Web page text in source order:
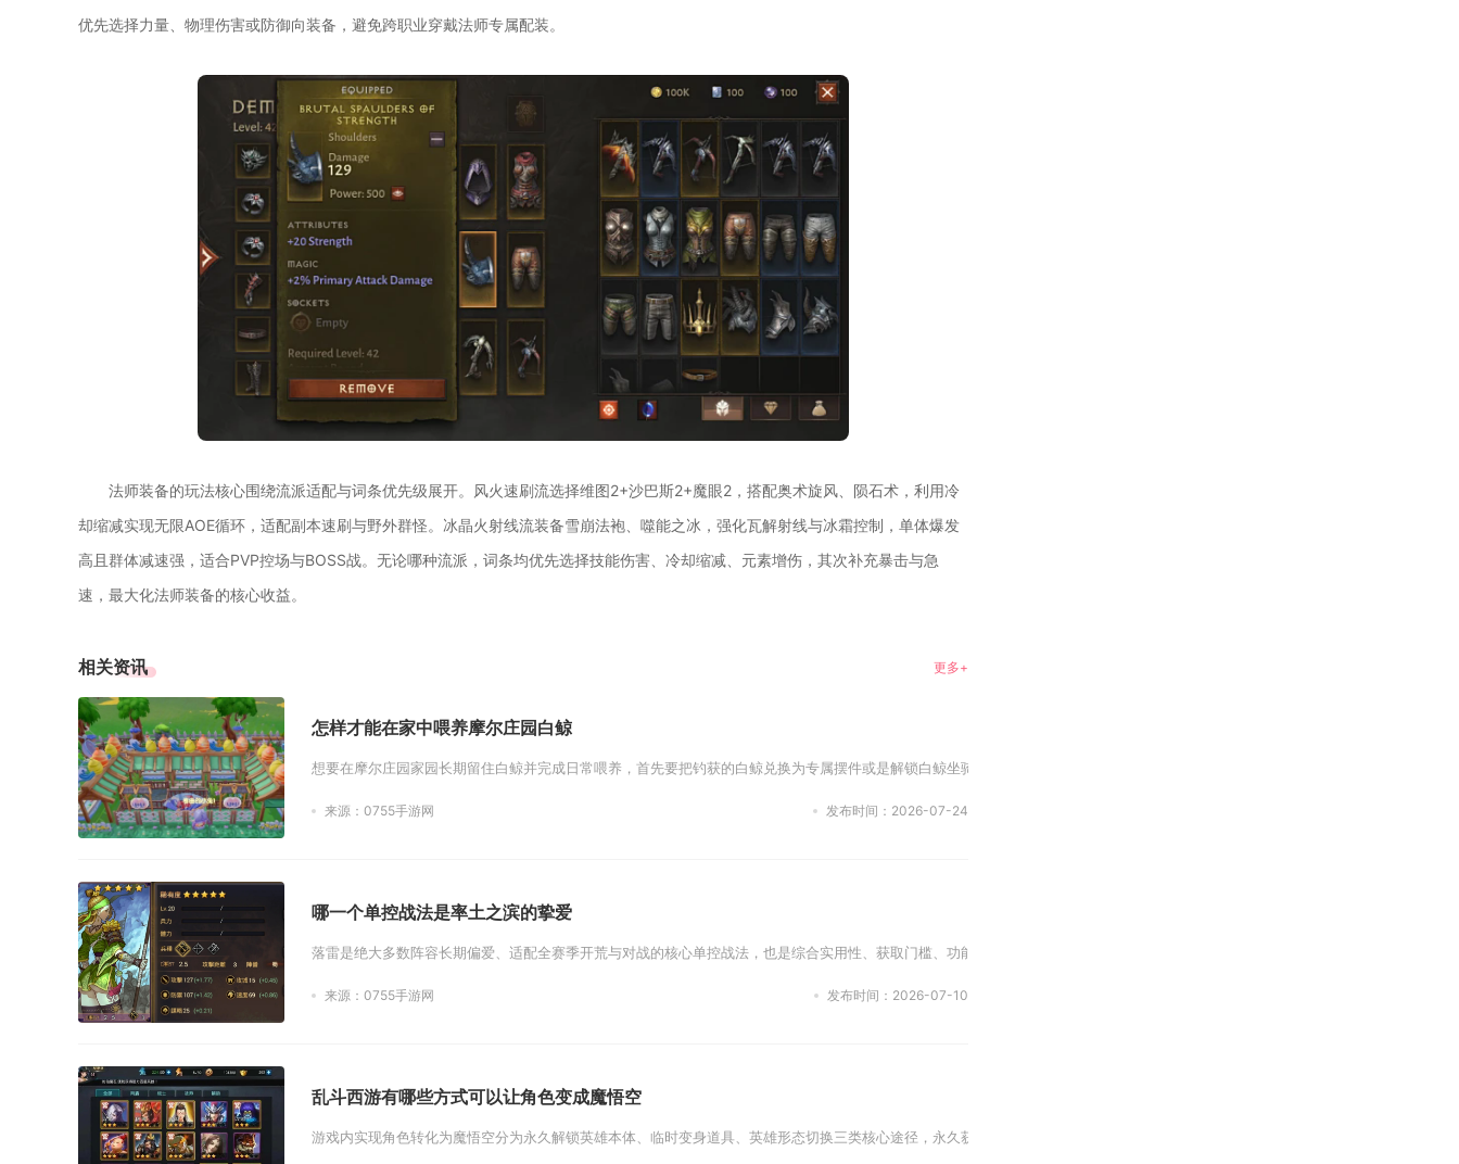
优先选择力量、物理伤害或防御向装备，避免跨职业穿戴法师专属配装。
法师装备的玩法核心围绕流派适配与词条优先级展开。风火速刷流选择维图2+沙巴斯2+魔眼2，搭配奥术旋风、陨石术，利用冷
却缩减实现无限AOE循环，适配副本速刷与野外群怪。冰晶火射线流装备雪崩法袍、噬能之冰，强化瓦解射线与冰霜控制，单体爆发
高且群体减速强，适合PVP控场与BOSS战。无论哪种流派，词条均优先选择技能伤害、冷却缩减、元素增伤，其次补充暴击与急
速，最大化法师装备的核心收益。
相关资讯 更多+
怎样才能在家中喂养摩尔庄园白鲸
想要在摩尔庄园家园长期留住白鲸并完成日常喂养，首先要把钓获的白鲸兑换为专属摆件或是解锁白鲸坐骑，再布置符合生存要求的水域环境，定期投喂鱼类饵料，通过互动维持状态
来源：0755手游网 发布时间：2026-07-24
哪一个单控战法是率土之滨的挚爱
落雷是绝大多数阵容长期偏爱、适配全赛季开荒与对战的核心单控战法，也是综合实用性、获取门槛、功能融合度最贴合大众需求的单控首选，能够轻松融入法系辅助、爆发法刀、肉
来源：0755手游网 发布时间：2026-07-10
乱斗西游有哪些方式可以让角色变成魔悟空
游戏内实现角色转化为魔悟空分为永久解锁英雄本体、临时变身道具、英雄形态切换三类核心途径，永久获取魔悟空是长期稳定使用的主流方式，临时变身道具适合短期对战体验，形